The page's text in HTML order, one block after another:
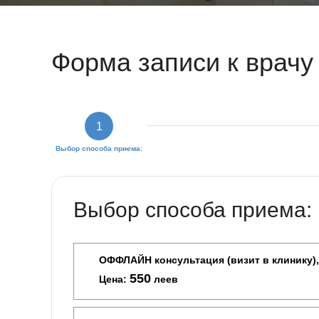
Форма записи к врачу
1
Выбор способа приема:
Выбор способа приема:
ОФФЛАЙН консультация (визит в клинику),
Цена: 550 леев